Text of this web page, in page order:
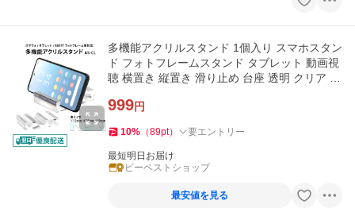
多機能アクリルスタンド 1個入り スマホスタン
ド フォトフレームスタンド タブレット 動画視
聴 横置き 縦置き 滑り止め 台座 透明 クリア シ
999円
10% （89pt） 要エントリー
最短明日お届け
ビーベストショップ
最安値を見る